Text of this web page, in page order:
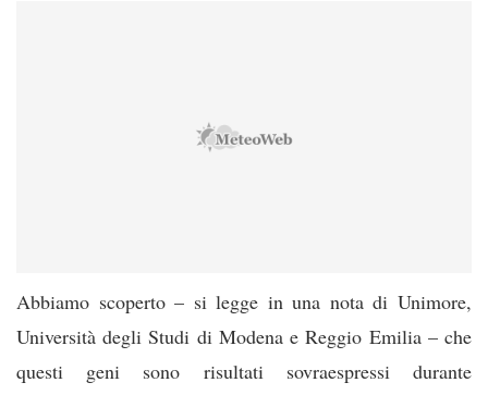
Abbiamo scoperto – si legge in una nota di Unimore,
Università degli Studi di Modena e Reggio Emilia – che
questi geni sono risultati sovraespressi durante